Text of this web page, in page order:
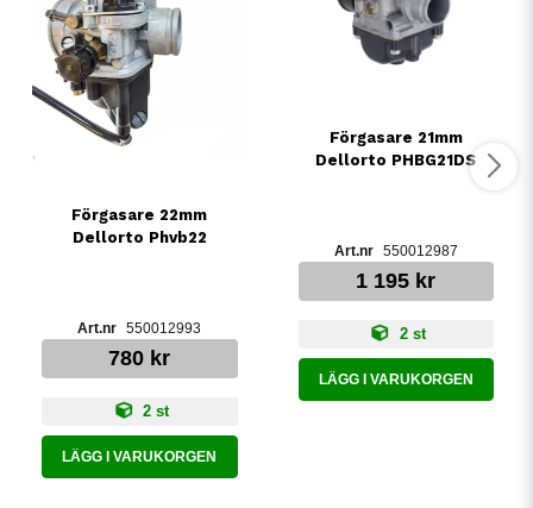
Förgasare 22mm
Dellorto Phvb22
550012993
780 kr
2 st
LÄGG I VARUKORGEN
Förgasare 21mm
Dellorto PHBG21DS
550012987
1 195 kr
2 st
LÄGG I VARUKORGEN